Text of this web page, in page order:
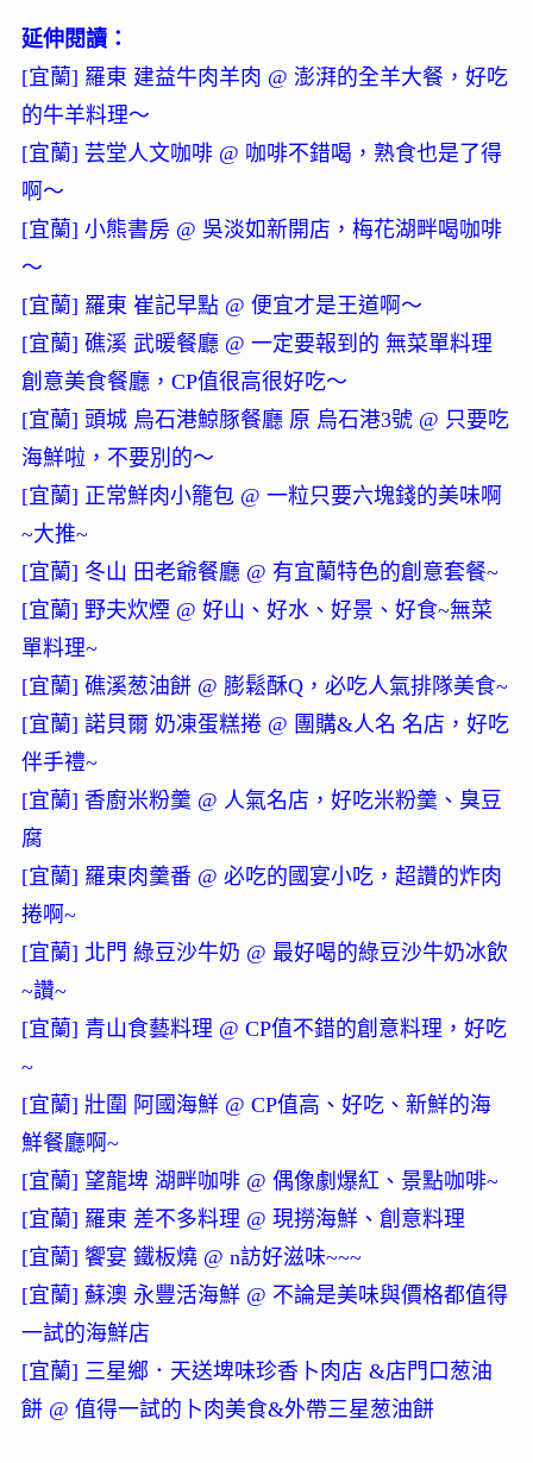
延伸閱讀：
[宜蘭] 羅東 建益牛肉羊肉 @ 澎湃的全羊大餐，好吃
的牛羊料理～
[宜蘭] 芸堂人文咖啡 @ 咖啡不錯喝，熟食也是了得
啊～
[宜蘭] 小熊書房 @ 吳淡如新開店，梅花湖畔喝咖啡
～
[宜蘭] 羅東 崔記早點 @ 便宜才是王道啊～
[宜蘭] 礁溪 武暖餐廳 @ 一定要報到的 無菜單料理
創意美食餐廳，CP值很高很好吃～
[宜蘭] 頭城 烏石港鯨豚餐廳 原 烏石港3號 @ 只要吃
海鮮啦，不要別的～
[宜蘭] 正常鮮肉小籠包 @ 一粒只要六塊錢的美味啊
~大推~
[宜蘭] 冬山 田老爺餐廳 @ 有宜蘭特色的創意套餐~
[宜蘭] 野夫炊煙 @ 好山、好水、好景、好食~無菜
單料理~
[宜蘭] 礁溪葱油餅 @ 膨鬆酥Q，必吃人氣排隊美食~
[宜蘭] 諾貝爾 奶凍蛋糕捲 @ 團購&人名 名店，好吃
伴手禮~
[宜蘭] 香廚米粉羹 @ 人氣名店，好吃米粉羹、臭豆
腐
[宜蘭] 羅東肉羹番 @ 必吃的國宴小吃，超讚的炸肉
捲啊~
[宜蘭] 北門 綠豆沙牛奶 @ 最好喝的綠豆沙牛奶冰飲
~讚~
[宜蘭] 青山食藝料理 @ CP值不錯的創意料理，好吃
~
[宜蘭] 壯圍 阿國海鮮 @ CP值高、好吃、新鮮的海
鮮餐廳啊~
[宜蘭] 望龍埤 湖畔咖啡 @ 偶像劇爆紅、景點咖啡~
[宜蘭] 羅東 差不多料理 @ 現撈海鮮、創意料理
[宜蘭] 饗宴 鐵板燒 @ n訪好滋味~~~
[宜蘭] 蘇澳 永豐活海鮮 @ 不論是美味與價格都值得
一試的海鮮店
[宜蘭] 三星鄉．天送埤味珍香卜肉店 &店門口葱油
餅 @ 值得一試的卜肉美食&外帶三星葱油餅